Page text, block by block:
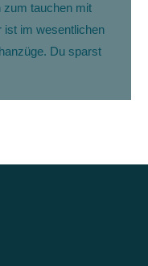
zum tauchen mit
ist im wesentlichen
Du sparst